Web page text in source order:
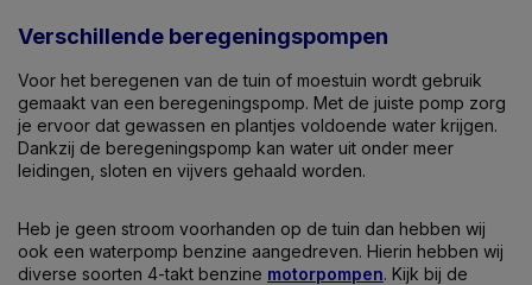
Verschillende beregeningspompen
Voor het beregenen van de tuin of moestuin wordt gebruik
gemaakt van een beregeningspomp. Met de juiste pomp zorg
je ervoor dat gewassen en plantjes voldoende water krijgen.
Dankzij de beregeningspomp kan water uit onder meer
leidingen, sloten en vijvers gehaald worden.
Heb je geen stroom voorhanden op de tuin dan hebben wij
ook een waterpomp benzine aangedreven. Hierin hebben wij
diverse soorten 4-takt benzine motorpompen. Kijk bij de